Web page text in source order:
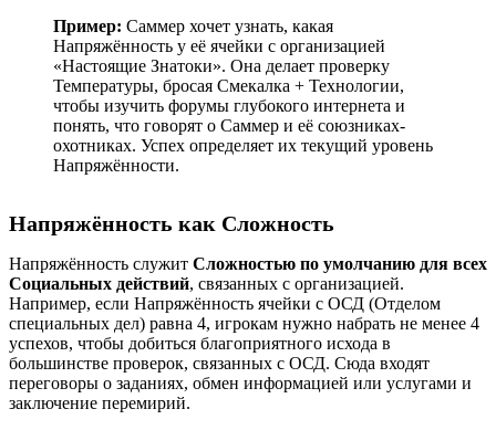
Пример: Саммер хочет узнать, какая
Напряжённость у её ячейки с организацией
«Настоящие Знатоки». Она делает проверку
Температуры, бросая Смекалка + Технологии,
чтобы изучить форумы глубокого интернета и
понять, что говорят о Саммер и её союзниках-
охотниках. Успех определяет их текущий уровень
Напряжённости.
Напряжённость как Сложность
Напряжённость служит Сложностью по умолчанию для всех
Социальных действий, связанных с организацией.
Например, если Напряжённость ячейки с ОСД (Отделом
специальных дел) равна 4, игрокам нужно набрать не менее 4
успехов, чтобы добиться благоприятного исхода в
большинстве проверок, связанных с ОСД. Сюда входят
переговоры о заданиях, обмен информацией или услугами и
заключение перемирий.